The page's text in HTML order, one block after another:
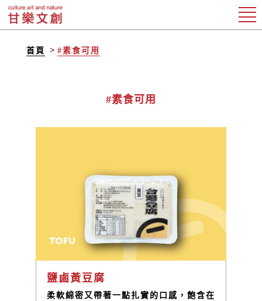
首頁 #素食可用
#素食可用
鹽鹵黃豆腐
柔軟綿密又帶著一點扎實的口感，飽含在